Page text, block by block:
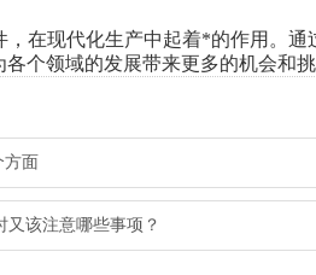
现代化生产中起着*的作用。通
个领域的发展带来更多的机会和挑
方面
又该注意哪些事项？